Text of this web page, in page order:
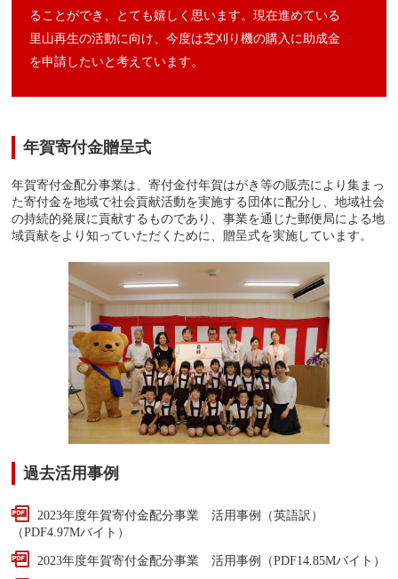
ることができ、とても嬉しく思います。現在進めている
里山再生の活動に向け、今度は芝刈り機の購入に助成金
を申請したいと考えています。
年賀寄付金贈呈式
年賀寄付金配分事業は、寄付金付年賀はがき等の販売により集まっ
た寄付金を地域で社会貢献活動を実施する団体に配分し、地域社会
の持続的発展に貢献するものであり、事業を通じた郵便局による地
域貢献をより知っていただくために、贈呈式を実施しています。
過去活用事例
2023年度年賀寄付金配分事業 活用事例（英語訳）
（PDF4.97Mバイト）
2023年度年賀寄付金配分事業 活用事例 （PDF14.85Mバイト）